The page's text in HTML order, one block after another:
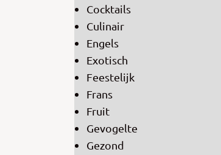
Cocktails
Culinair
Engels
Exotisch
Feestelijk
Frans
Fruit
Gevogelte
Gezond